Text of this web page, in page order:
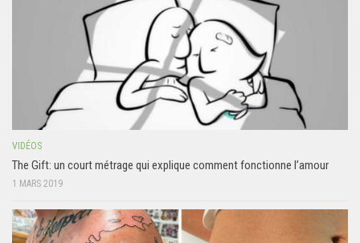
VIDÉOS
The Gift: un court métrage qui explique comment fonctionne l’amour
1 MARS 2019